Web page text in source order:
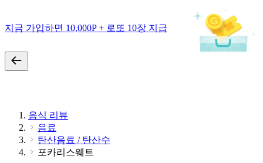
지금 가입하면 10,000P + 로또 10장 지급
음식 리뷰
음료
탄산음료 / 탄산수
포카리스웨트